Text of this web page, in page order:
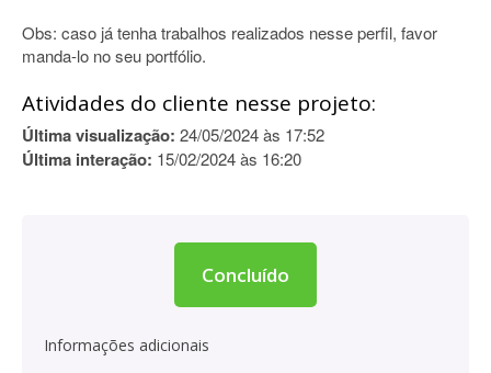
Obs: caso já tenha trabalhos realizados nesse perfil, favor
manda-lo no seu portfólio.
Atividades do cliente nesse projeto:
Última visualização: 24/05/2024 às 17:52
Última interação: 15/02/2024 às 16:20
Concluído
Informações adicionais